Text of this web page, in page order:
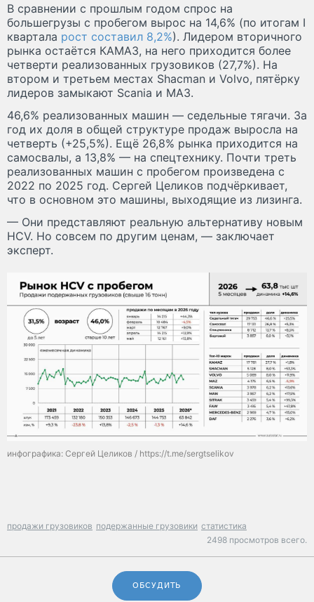
В сравнении с прошлым годом спрос на
большегрузы с пробегом вырос на 14,6% (по итогам I
квартала рост составил 8,2%). Лидером вторичного
рынка остаётся КАМАЗ, на него приходится более
четверти реализованных грузовиков (27,7%). На
втором и третьем местах Shacman и Volvo, пятёрку
лидеров замыкают Scania и МАЗ.
46,6% реализованных машин — седельные тягачи. За
год их доля в общей структуре продаж выросла на
четверть (+25,5%). Ещё 26,8% рынка приходится на
самосвалы, а 13,8% — на спецтехнику. Почти треть
реализованных машин с пробегом произведена с
2022 по 2025 год. Сергей Целиков подчёркивает,
что в основном это машины, выходящие из лизинга.
— Они представляют реальную альтернативу новым
HCV. Но совсем по другим ценам, — заключает
эксперт.
инфографика: Сергей Целиков / https://t.me/sergtselikov
продажи грузовиков подержанные грузовики статистика
2498 просмотров всего.
ОБСУДИТЬ